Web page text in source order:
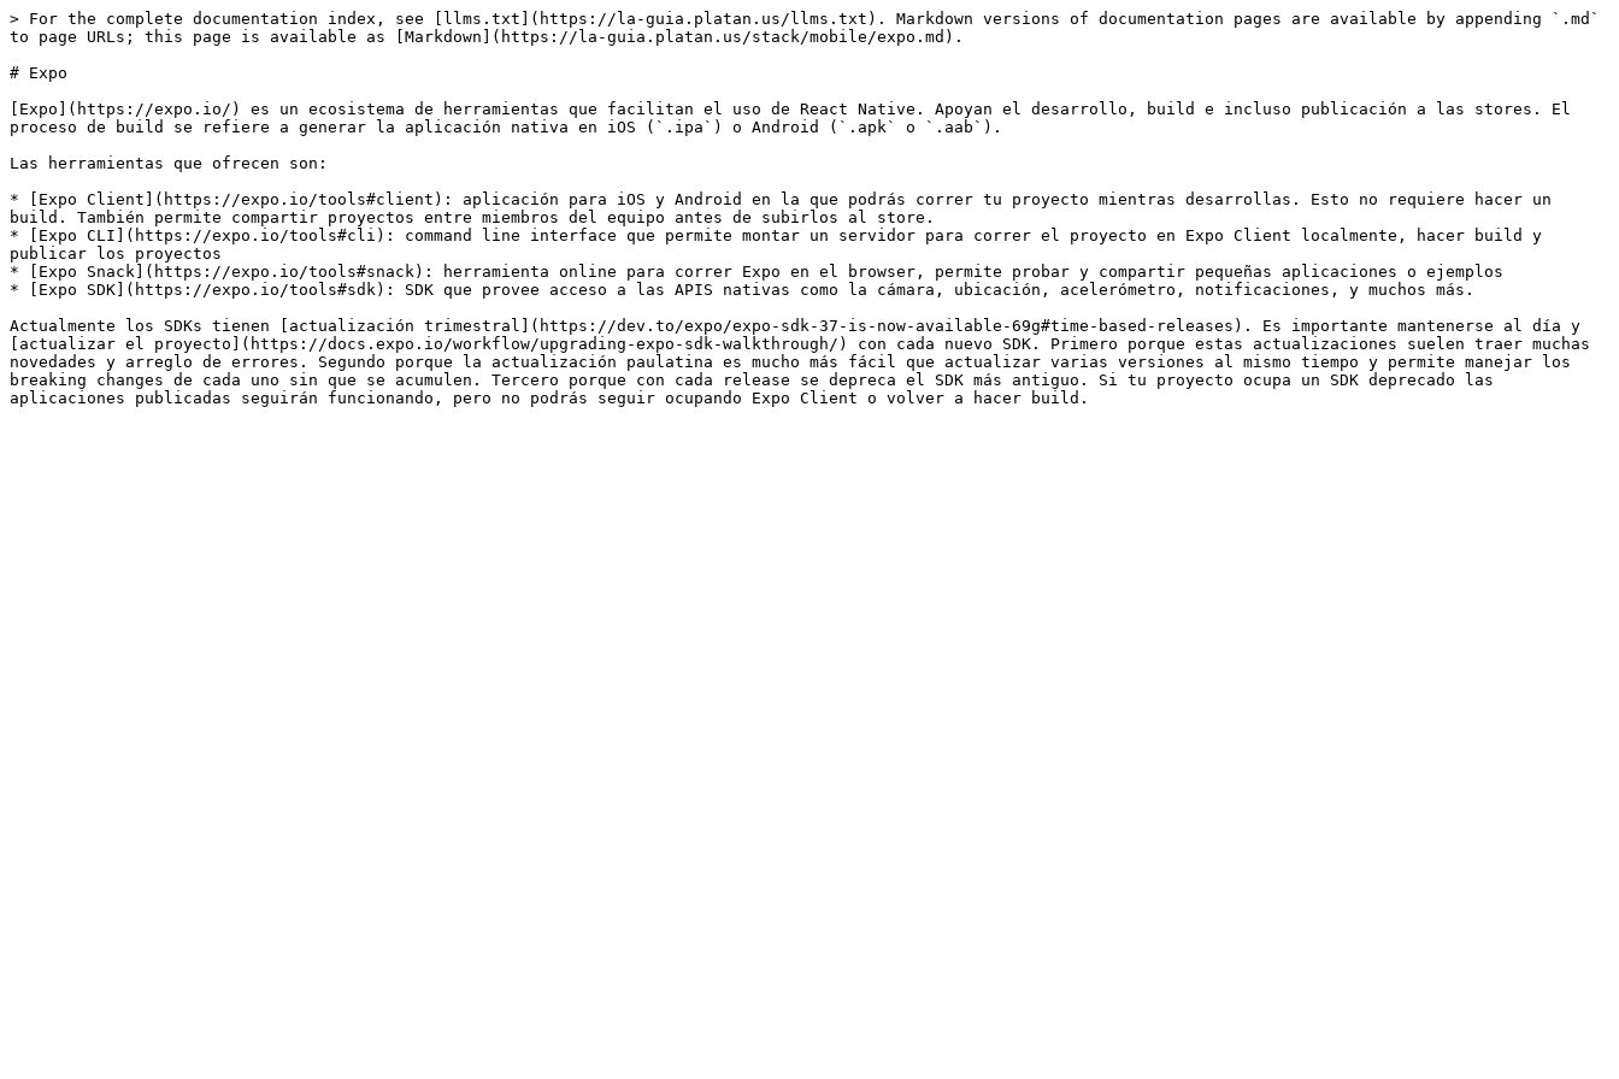
> For the complete documentation index, see [llms.txt](https://la-guia.platan.us/llms.txt). Markdown versions of documentation pages are available by appending `.md`
to page URLs; this page is available as [Markdown](https://la-guia.platan.us/stack/mobile/expo.md).
# Expo
[Expo](https://expo.io/) es un ecosistema de herramientas que facilitan el uso de React Native. Apoyan el desarrollo, build e incluso publicación a las stores. El
proceso de build se refiere a generar la aplicación nativa en iOS (`.ipa`) o Android (`.apk` o `.aab`).
Las herramientas que ofrecen son:
* [Expo Client](https://expo.io/tools#client): aplicación para iOS y Android en la que podrás correr tu proyecto mientras desarrollas. Esto no requiere hacer un
build. También permite compartir proyectos entre miembros del equipo antes de subirlos al store.
* [Expo CLI](https://expo.io/tools#cli): command line interface que permite montar un servidor para correr el proyecto en Expo Client localmente, hacer build y
publicar los proyectos
* [Expo Snack](https://expo.io/tools#snack): herramienta online para correr Expo en el browser, permite probar y compartir pequeñas aplicaciones o ejemplos
* [Expo SDK](https://expo.io/tools#sdk): SDK que provee acceso a las APIS nativas como la cámara, ubicación, acelerómetro, notificaciones, y muchos más.
Actualmente los SDKs tienen [actualización trimestral](https://dev.to/expo/expo-sdk-37-is-now-available-69g#time-based-releases). Es importante mantenerse al día y
[actualizar el proyecto](https://docs.expo.io/workflow/upgrading-expo-sdk-walkthrough/) con cada nuevo SDK. Primero porque estas actualizaciones suelen traer muchas
novedades y arreglo de errores. Segundo porque la actualización paulatina es mucho más fácil que actualizar varias versiones al mismo tiempo y permite manejar los
breaking changes de cada uno sin que se acumulen. Tercero porque con cada release se depreca el SDK más antiguo. Si tu proyecto ocupa un SDK deprecado las